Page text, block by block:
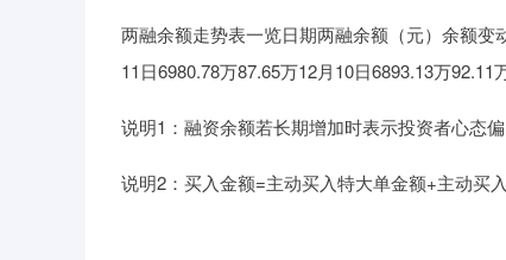
两融余额走势表一览日期两融余额（元）余额变
11日6980.78万87.65万12月10日6893.13万92.11
说明1：融资余额若长期增加时表示投资者心态
说明2：买入金额=主动买入特大单金额+主动买